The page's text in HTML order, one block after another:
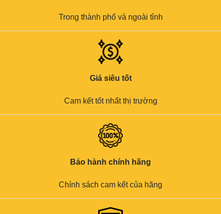
Trong thành phố và ngoài tỉnh
Giá siêu tốt
Cam kết tốt nhất thị trường
Bảo hành chính hãng
Chính sách cam kết của hãng